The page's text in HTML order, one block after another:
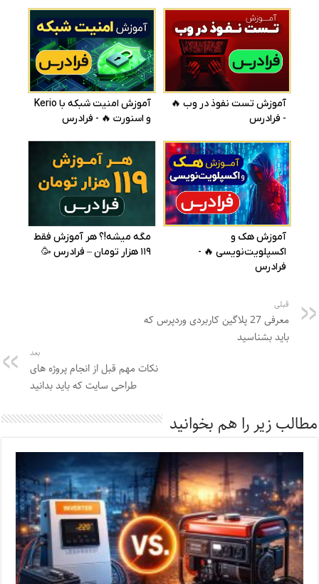
قبلی
معرفی 27 پلاگین کاربردی وردپرس که
باید بشناسید
بعد
نکات مهم قبل از انجام پروژه های
طراحی سایت که باید بدانید
مطالب زیر را هم بخوانید